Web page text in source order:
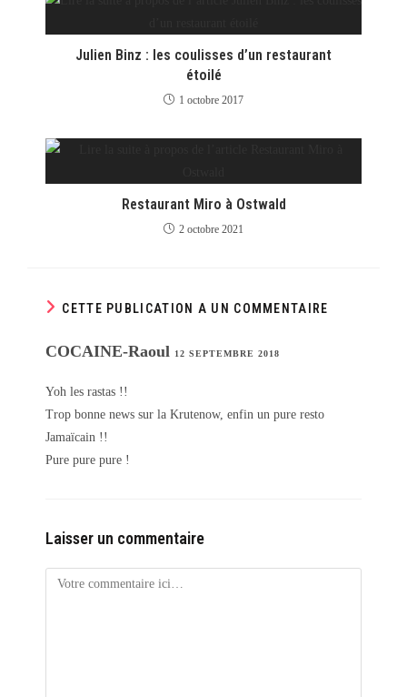
Julien Binz : les coulisses d’un restaurant
étoilé
1 octobre 2017
Restaurant Miro à Ostwald
2 octobre 2021
CETTE PUBLICATION A UN COMMENTAIRE
COCAINE-Raoul 12 SEPTEMBRE 2018
Yoh les rastas !!
Trop bonne news sur la Krutenow, enfin un pure resto
Jamaïcain !!
Pure pure pure !
Laisser un commentaire
Comment